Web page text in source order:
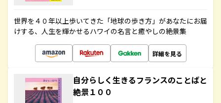
世界を４０年以上歩いてきた「地球の歩き方」があなたにお届
けする、人生を輝かせるハワイの名言と癒やしの絶景集
詳細を見る
自分らしく生きるフランスのことばと
絶景１００